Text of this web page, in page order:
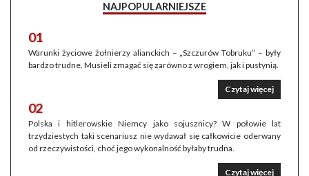
NAJPOPULARNIEJSZE
01
Warunki życiowe żołnierzy alianckich – „Szczurów Tobruku” – były
bardzo trudne. Musieli zmagać się zarówno z wrogiem, jak i pustynią.
Czytaj więcej
02
Polska i hitlerowskie Niemcy jako sojusznicy? W połowie lat
trzydziestych taki scenariusz nie wydawał się całkowicie oderwany
od rzeczywistości, choć jego wykonalność byłaby trudna.
Czytaj więcej